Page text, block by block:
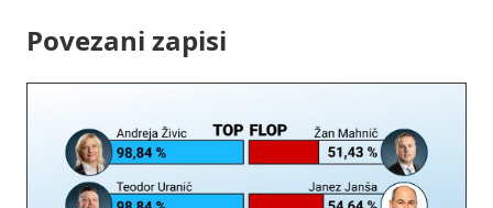
Povezani zapisi